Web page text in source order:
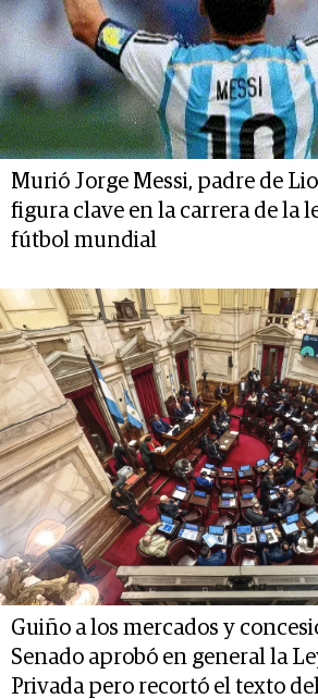
Murió Jorge Messi, padre de
figura clave en la carrera de la
fútbol mundial
Guiño a los mercados y
Senado aprobó en general la
Privada pero recortó el texto